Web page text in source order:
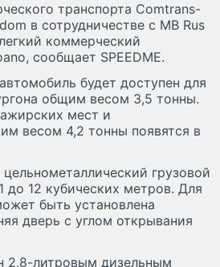
транспорта Comtrans-
в сотрудничестве с MB Rus
коммерческий
сообщает SPEEDME.
будет доступен для
общим весом 3,5 тонны.
мест и
весом 4,2 тонны появятся в
грузовой
до 12 кубических метров. Для
быть установлена
дверь с углом открывания
2,8-литровым дизельным